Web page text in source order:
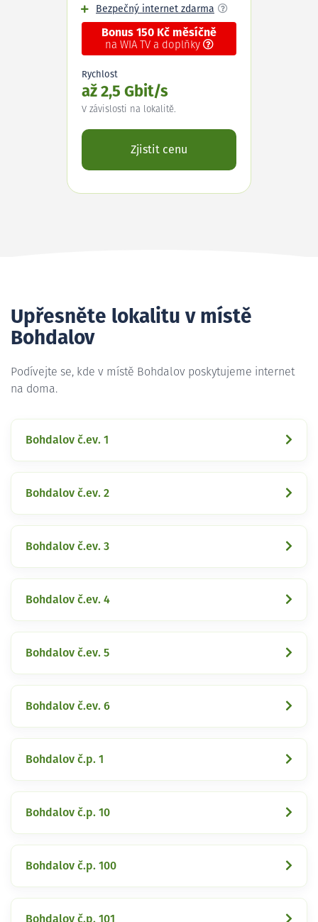
Bezpečný internet zdarma
Bonus 150 Kč měsíčně
na WIA TV a doplňky
Rychlost
až 2,5 Gbit/s
V závislosti na lokalitě.
Zjistit cenu
Upřesněte lokalitu v místě
Bohdalov
Podívejte se, kde v místě Bohdalov poskytujeme internet
na doma.
Bohdalov č.ev. 1
Bohdalov č.ev. 2
Bohdalov č.ev. 3
Bohdalov č.ev. 4
Bohdalov č.ev. 5
Bohdalov č.ev. 6
Bohdalov č.p. 1
Bohdalov č.p. 10
Bohdalov č.p. 100
Bohdalov č.p. 101